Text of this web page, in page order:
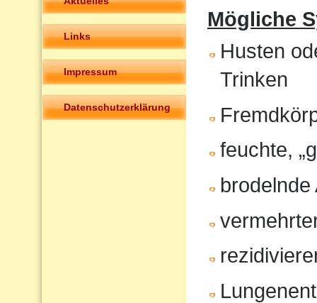
Links
Impressum
Datenschutzerklärung
Mögliche
Husten
Trinken
feuchte,
brodelnde